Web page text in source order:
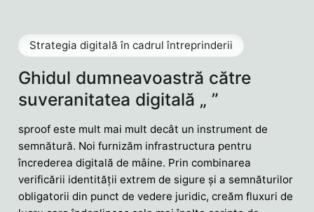
Ghidul dumneavoastră către
suveranitatea digitală „ ”
Strategia digitală în cadrul întreprinderii
sproof este mult mai mult decât un instrument de
semnătură. Noi furnizăm infrastructura pentru
încrederea digitală de mâine. Prin combinarea
verificării identității extrem de sigure și a semnăturilor
obligatorii din punct de vedere juridic, creăm fluxuri de